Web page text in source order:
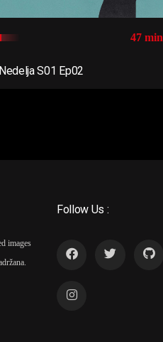
47 min
Nedelja S01 Ep02
images
Follow Us :